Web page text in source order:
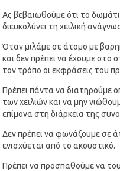
Ας βεβαιωθούμε ότι το
διευκολύνει τη χειλική
Όταν μιλάμε σε άτομο με
και δεν πρέπει να έχουμε
τον τρόπο οι εκφράσεις του
Πρέπει πάντα να διατηρούμε
των χειλιών και να μην
επίμονα στη διάρκεια της
Δεν πρέπει να φωνάζουμε σε
ενισχύεται από το ακουστικό.
Πρέπει να προσπαθούμε να